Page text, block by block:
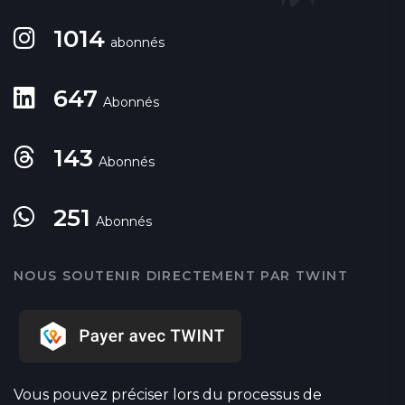
1014 abonnés
647 Abonnés
143 Abonnés
251 Abonnés
NOUS SOUTENIR DIRECTEMENT PAR TWINT
Vous pouvez préciser lors du processus de